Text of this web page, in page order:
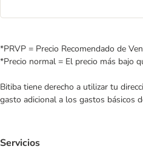
*PRVP = Precio Recomendado de
*Precio normal = El precio más bajo
Bitiba tiene derecho a utilizar tu
gasto adicional a los gastos básicos
Servicios